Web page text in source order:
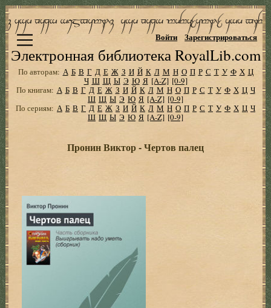
Электронная библиотека RoyalLib.com
Войти Зарегистрироваться
По авторам: А Б В Г Д Е Ж З И Й К Л М Н О П Р С Т У Ф Х Ц
Ч Ш Щ Ы Э Ю Я [A-Z] [0-9]
По книгам: А Б В Г Д Е Ж З И Й К Л М Н О П Р С Т У Ф Х Ц Ч
Ш Щ Ы Э Ю Я [A-Z] [0-9]
По сериям: А Б В Г Д Е Ж З И Й К Л М Н О П Р С Т У Ф Х Ц Ч
Ш Щ Ы Э Ю Я [A-Z] [0-9]
Пронин Виктор - Чертов палец